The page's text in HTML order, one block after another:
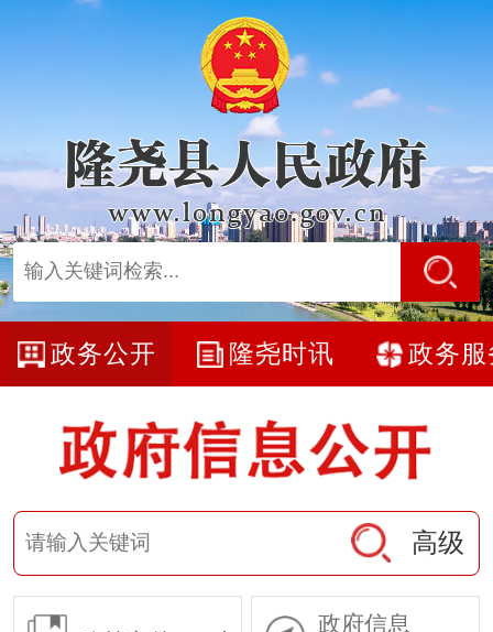
政务公开 隆尧时讯 政务服
高级
政府信息